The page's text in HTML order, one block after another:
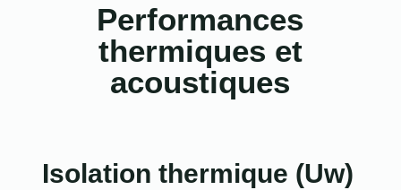
Performances
thermiques et
acoustiques
Isolation thermique (Uw)